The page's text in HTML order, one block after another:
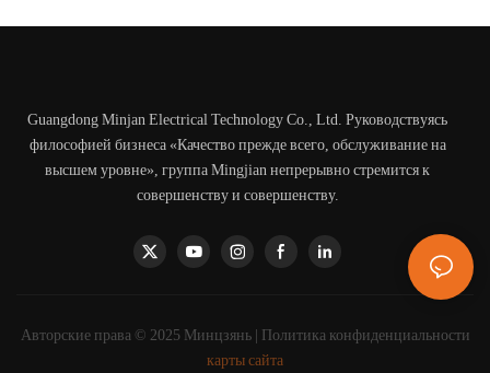
Guangdong Minjan Electrical Technology Co., Ltd. Руководствуясь
философией бизнеса «Качество прежде всего, обслуживание на
высшем уровне», группа Mingjian непрерывно стремится к
совершенству и совершенству.
Авторские права © 2025 Минцзянь | Политика конфиденциальности
карты сайта